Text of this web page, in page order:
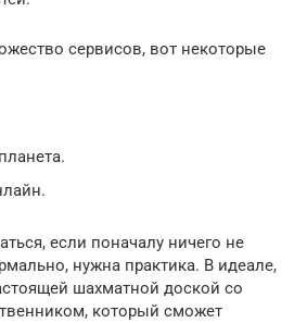
сервисов, вот некоторые
если поначалу ничего не
нужна практика. В идеале,
шахматной доской со
который сможет